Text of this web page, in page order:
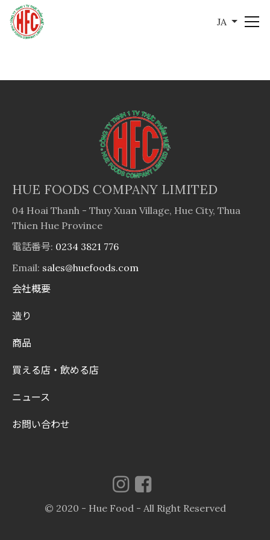
JA
HUE FOODS COMPANY LIMITED
04 Hoai Thanh - Thuy Xuan Village, Hue City, Thua
Thien Hue Province
電話番号: 0234 3821 776
Email: sales@huefoods.com
会社概要
造り
商品
買える店・飲める店
ニュース
お問い合わせ
© 2020 - Hue Food - All Right Reserved